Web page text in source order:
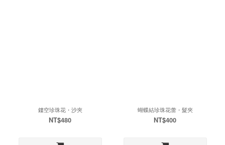
鏤空珍珠花・沙夾
NT$480
蝴蝶結珍珠花蕾・髮夾
NT$400